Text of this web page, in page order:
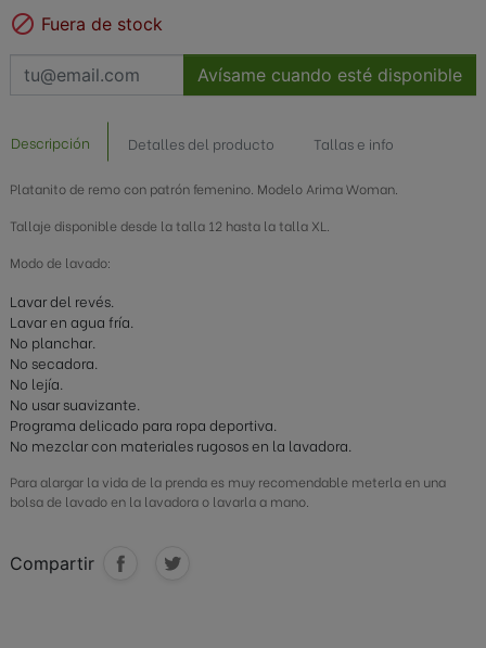
 Fuera de stock
Avísame cuando esté disponible
Descripción Detalles del producto Tallas e info
Platanito de remo con patrón femenino. Modelo Arima Woman.
Tallaje disponible desde la talla 12 hasta la talla XL.
Modo de lavado:
Lavar del revés.
Lavar en agua fría.
No planchar.
No secadora.
No lejía.
No usar suavizante.
Programa delicado para ropa deportiva.
No mezclar con materiales rugosos en la lavadora.
Para alargar la vida de la prenda es muy recomendable meterla en una
bolsa de lavado en la lavadora o lavarla a mano.
Compartir